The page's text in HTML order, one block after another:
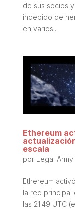
de sus socios
indebido de
en varios...
Ethereum
escala
por Legal Army
Ethereum
la red principal
las 21:49 UTC